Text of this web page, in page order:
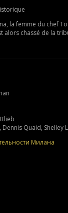
la femme du chef
alors chassé de la
Dennis Quaid, Shelley
Милана